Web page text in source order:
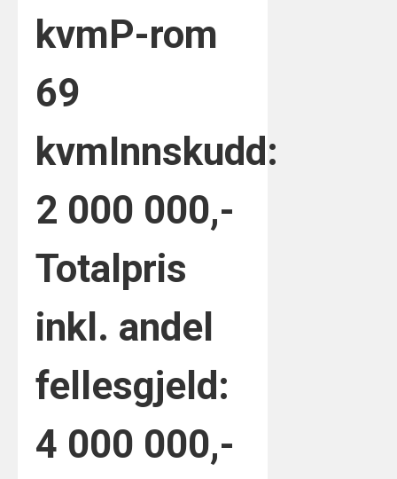
kvmP-rom
69
kvmInnskudd:
2 000 000,-
Totalpris
inkl. andel
fellesgjeld:
4 000 000,-